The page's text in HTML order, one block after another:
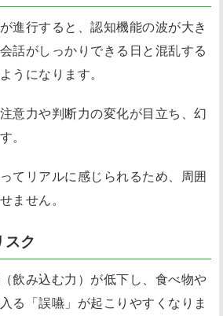
進行すると、認知機能の波が大き
話がしっかりできる日と混乱する
うになります。
意力や判断力の変化が目立ち、幻
。
てリアルに感じられるため、周囲
ません。
ク
飲み込む力）が低下し、食べ物や
る「誤嚥」が起こりやすくなりま